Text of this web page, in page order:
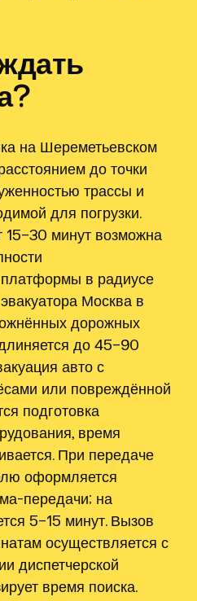
на Шереметьевском
до точки
трассы и
для погрузки.
15–30 минут возможна
в радиусе
Москва в
дорожных
до 45–90
авто с
или повреждённой
подготовка
время
При передаче
оформляется
передачи; на
5–15 минут. Вызов
осуществляется с
диспетчерской
время поиска.